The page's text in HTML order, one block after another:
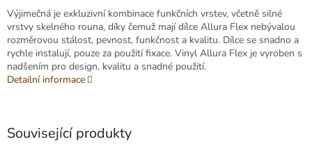
Výjimečná je exkluzivní kombinace funkčních vrstev, včetně silné
vrstvy skelného rouna, díky čemuž mají dílce Allura Flex nebývalou
rozměrovou stálost, pevnost, funkčnost a kvalitu. Dílce se snadno a
rychle instalují, pouze za použití fixace. Vinyl Allura Flex je vyroben s
nadšením pro design, kvalitu a snadné použití.
Detailní informace
Související produkty